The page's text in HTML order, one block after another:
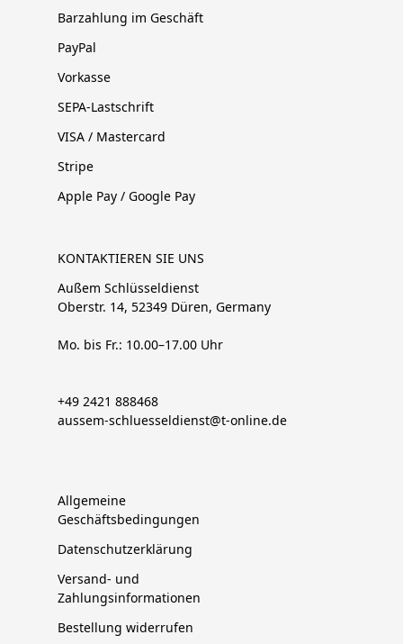
Barzahlung im Geschäft
PayPal
Vorkasse
SEPA-Lastschrift
VISA / Mastercard
Stripe
Apple Pay / Google Pay
KONTAKTIEREN SIE UNS
Außem Schlüsseldienst
Oberstr. 14, 52349 Düren, Germany
Mo. bis Fr.: 10.00–17.00 Uhr
+49 2421 888468
aussem-schluesseldienst@t-online.de
Allgemeine
Geschäftsbedingungen
Datenschutzerklärung
Versand- und
Zahlungsinformationen
Bestellung widerrufen